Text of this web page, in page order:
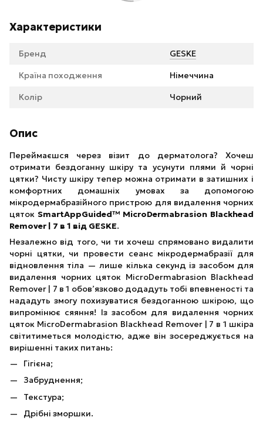
Характеристики
Бренд GESKE
Країна походження Німеччина
Колір Чорний
Опис
Переймаєшся через візит до дерматолога? Хочеш
отримати бездоганну шкіру та усунути плями й чорні
цятки? Чисту шкіру тепер можна отримати в затишних і
комфортних домашніх умовах за допомогою
мікродермабразійного пристрою для видалення чорних
цяток SmartAppGuided™ MicroDermabrasion Blackhead
Remover | 7 в 1 від GESKE.
Незалежно від того, чи ти хочеш спрямовано видалити
чорні цятки, чи провести сеанс мікродермабразії для
відновлення тіла — лише кілька секунд із засобом для
видалення чорних цяток MicroDermabrasion Blackhead
Remover | 7 в 1 обов’язково додадуть тобі впевненості та
нададуть змогу похизуватися бездоганною шкірою, що
випромінює сяяння! Із засобом для видалення чорних
цяток MicroDermabrasion Blackhead Remover | 7 в 1 шкіра
світитиметься молодістю, адже він зосереджується на
вирішенні таких питань:
Гігієна;
Забруднення;
Текстура;
Дрібні зморшки.